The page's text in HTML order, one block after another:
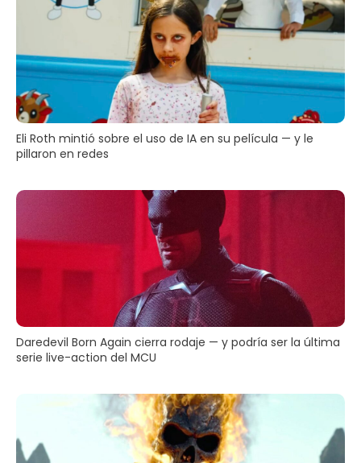
Eli Roth mintió sobre el uso de IA en su película — y le
pillaron en redes
Daredevil Born Again cierra rodaje — y podría ser la última
serie live-action del MCU